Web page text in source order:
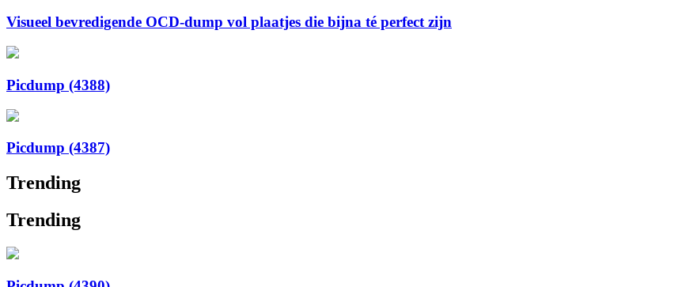
Visueel bevredigende OCD-dump vol plaatjes die bijna té perfect zijn
Picdump (4388)
Picdump (4387)
Trending
Trending